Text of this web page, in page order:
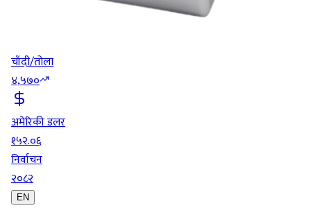
चाँदी/तोला
४,५७०
अमेरिकी डलर
१५२.०६
निर्वाचन
२०८२
EN